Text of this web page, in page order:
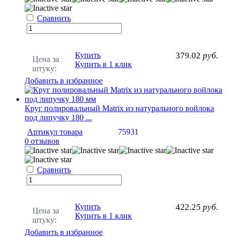
Сравнить
Цена за
штуку:
379.02 руб.
Купить
Купить в 1 клик
Добавить в избранное
Круг полировальный Matrix из натурального войлока
под липучку 180 ...
Артикул товара
75931
0 отзывов
Сравнить
Цена за
штуку:
422.25 руб.
Купить
Купить в 1 клик
Добавить в избранное